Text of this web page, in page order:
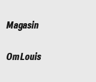
Magasin
Om Louis